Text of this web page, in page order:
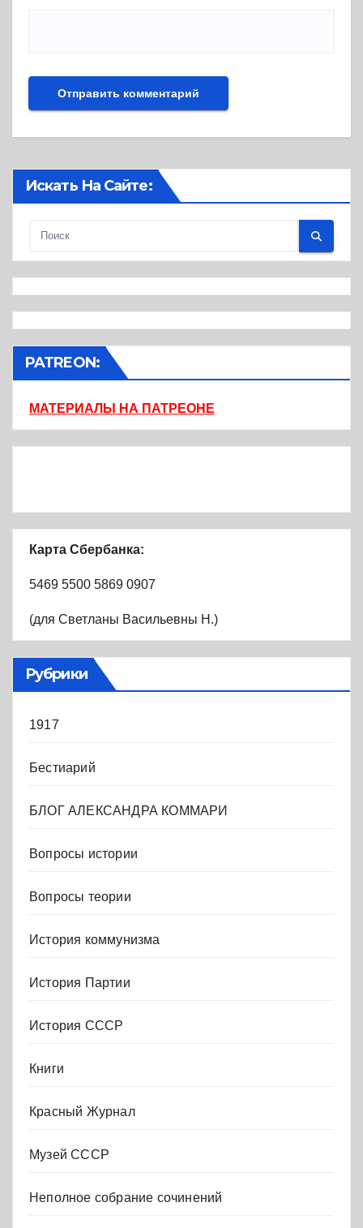
Искать На Сайте:
PATREON:
МАТЕРИАЛЫ НА ПАТРЕОНЕ
Карта Сбербанка:
5469 5500 5869 0907
(для Светланы Васильевны Н.)
Рубрики
1917
Бестиарий
БЛОГ АЛЕКСАНДРА КОММАРИ
Вопросы истории
Вопросы теории
История коммунизма
История Партии
История СССР
Книги
Красный Журнал
Музей СССР
Неполное собрание сочинений